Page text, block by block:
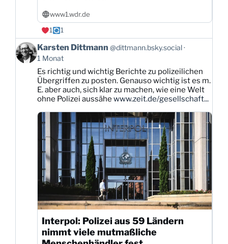
www1.wdr.de
1
1
Beitrag
von
Karsten
Dittmann
Bluesky
ansehen
Karsten Dittmann @dittmann.bsky.social
1 Monat
Es richtig und wichtig Berichte zu polizeilichen
Übergriffen zu posten. Genauso wichtig ist es m.
E. aber auch, sich klar zu machen, wie eine Welt
ohne Polizei aussähe www.zeit.de/gesellschaft...
Interpol: Polizei aus 59 Ländern
nimmt viele mutmaßliche